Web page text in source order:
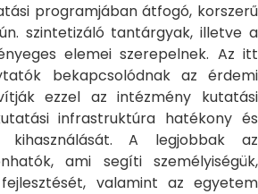
programjában átfogó, korszerű
szintetizáló tantárgyak, illetve a
elemei szerepelnek. Az itt
bekapcsolódnak az érdemi
ezzel az intézmény kutatási
infrastruktúra hatékony és
kihasználását. A legjobbak az
ami segíti személyiségük,
valamint az egyetem